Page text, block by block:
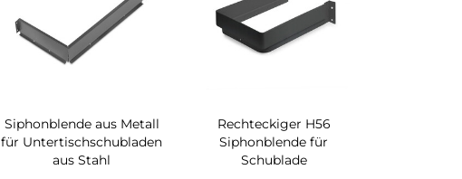
Siphonblende aus Metall
für Untertischschubladen
aus Stahl
Rechteckiger H56
Siphonblende für
Schublade